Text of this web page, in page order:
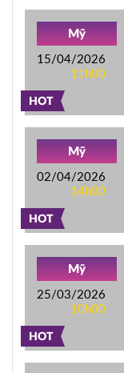
HOT
Mỹ
15/04/2026
11h00
HOT
Mỹ
02/04/2026
14h00
HOT
Mỹ
25/03/2026
10h00